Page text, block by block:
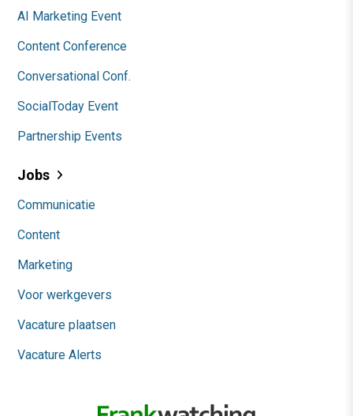
AI Marketing Event
Content Conference
Conversational Conf.
SocialToday Event
Partnership Events
Jobs
Communicatie
Content
Marketing
Voor werkgevers
Vacature plaatsen
Vacature Alerts